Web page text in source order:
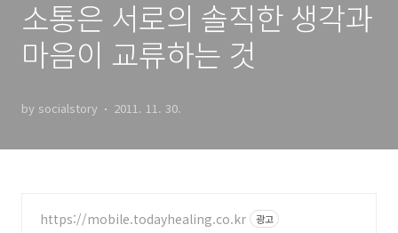
소통은 서로의 솔직한 생각과
마음이 교류하는 것
by socialstory 2011. 11. 30.
https://mobile.todayhealing.co.kr 광고